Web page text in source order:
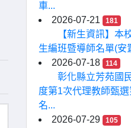
車...
2026-07-21
181
【新生資訊】本
生編班暨導師名單(安
2026-07-18
114
彰化縣立芳苑國
度第1次代理教師甄
名...
2026-07-29
105